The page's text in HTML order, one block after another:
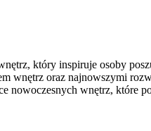
który inspiruje osoby
wnętrz oraz najnowszymi
nowoczesnych wnętrz,